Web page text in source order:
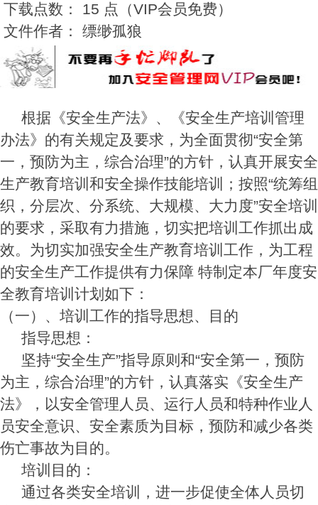
下载点数： 15 点（VIP会员免费）
文件作者：
缥缈孤狼
根据《安全生产法》、《安全生产培训管理
办法》的有关规定及要求，为全面贯彻“安全第
一，预防为主，综合治理”的方针，认真开展安全
生产教育培训和安全操作技能培训；按照“统筹组
织，分层次、分系统、大规模、大力度”安全培训
的要求，采取有力措施，切实把培训工作抓出成
效。为切实加强安全生产教育培训工作，为工程
的安全生产工作提供有力保障 特制定本厂年度安
全教育培训计划如下：
（一）、培训工作的指导思想、目的
指导思想：
坚持“安全生产”指导原则和“安全第一，预防
为主，综合治理”的方针，认真落实《安全生产
法》，以安全管理人员、运行人员和特种作业人
员安全意识、安全素质为目标，预防和减少各类
伤亡事故为目的。
培训目的：
通过各类安全培训，进一步促使全体人员切